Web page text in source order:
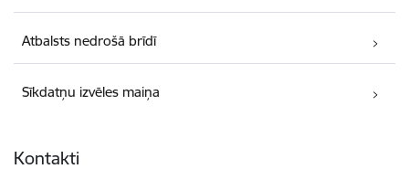
Atbalsts nedrošā brīdī
Sīkdatņu izvēles maiņa
Kontakti